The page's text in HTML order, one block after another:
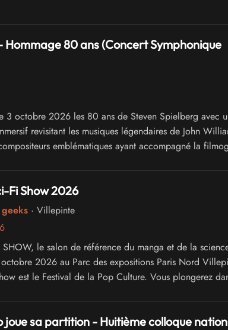
Hommage 80 ans (Concert Symphonique
3 octobre 2026 les 80 ans de Steven Spielberg avec
revisitant les musiques légendaires de John
emblématiques ayant accompagné la
Fi Show 2026
· Villepinte
SHOW, le salon de référence du manga et de la
2026 au Parc des expositions Paris Nord
est le Festival de la Pop Culture. Vous plongerez
du Cinéma, de la Série Télé, de l'Animation, du
Web
joue sa partition - Huitième colloque